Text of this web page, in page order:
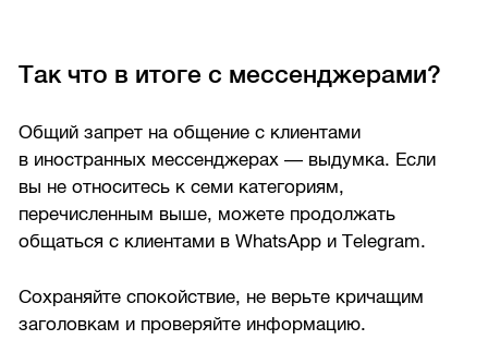
Так что в итоге с мессенджерами?
Общий запрет на общение с клиентами
в иностранных мессенджерах — выдумка. Если
вы не относитесь к семи категориям,
перечисленным выше, можете продолжать
общаться с клиентами в WhatsApp и Telegram.
Сохраняйте спокойствие, не верьте кричащим
заголовкам и проверяйте информацию.